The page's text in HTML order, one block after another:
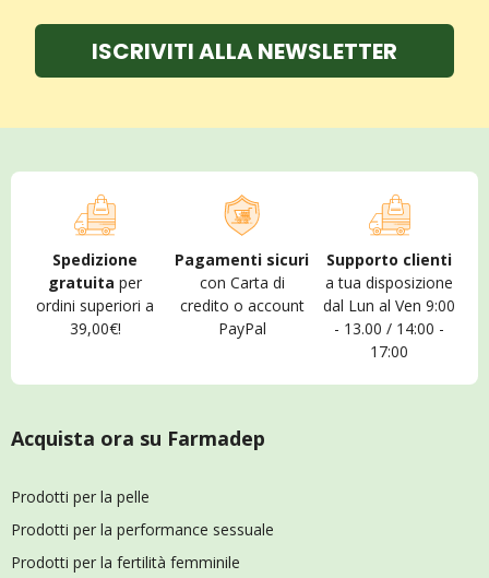
ISCRIVITI ALLA NEWSLETTER
Spedizione
gratuita per
ordini superiori a
39,00€!
Pagamenti sicuri
con Carta di
credito o account
PayPal
Supporto clienti
a tua disposizione
dal Lun al Ven 9:00
- 13.00 / 14:00 -
17:00
Acquista ora su Farmadep
Prodotti per la pelle
Prodotti per la performance sessuale
Prodotti per la fertilità femminile